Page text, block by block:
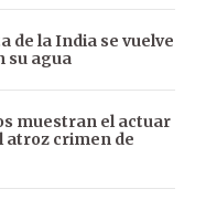
de la India se vuelve
su agua
muestran el actuar
atroz crimen de